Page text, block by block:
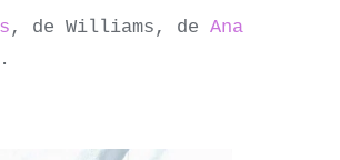
, de Williams, de Ana